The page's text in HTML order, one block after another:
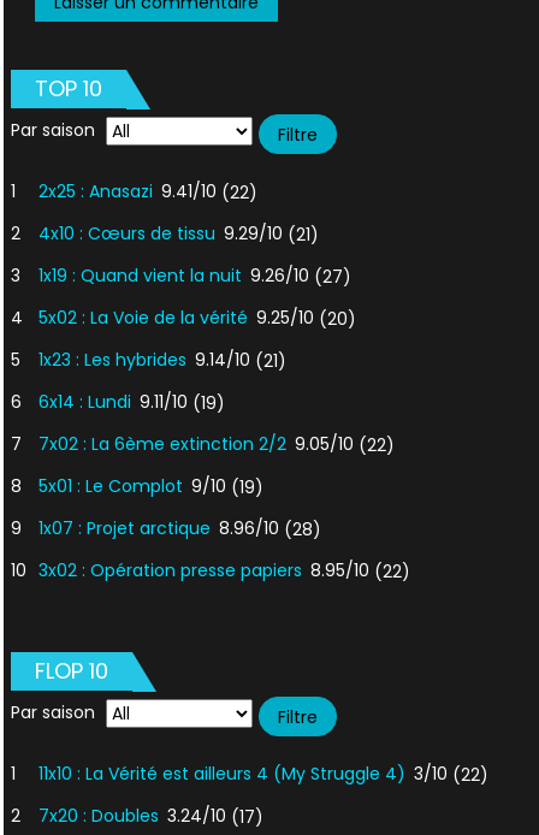
TOP 10
Par saison
1 2x25 : Anasazi 9.41/10 (22)
2
4x10 : Cœurs de tissu 9.29/10 (21)
3
1x19 : Quand vient la nuit 9.26/10 (27)
4
5x02 : La Voie de la vérité 9.25/10 (20)
5
1x23 : Les hybrides 9.14/10 (21)
6
6x14 : Lundi 9.11/10 (19)
7
7x02 : La 6ème extinction 2/2 9.05/10 (22)
8
5x01 : Le Complot 9/10 (19)
9
1x07 : Projet arctique 8.96/10 (28)
10 3x02 : Opération presse papiers 8.95/10 (22)
FLOP 10
Par saison
1 11x10 : La Vérité est ailleurs 4 (My Struggle 4) 3/10 (22)
2
7x20 : Doubles 3.24/10 (17)